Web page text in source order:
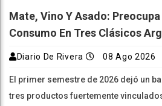
Mate, Vino Y Asado: Preocupa
Consumo En Tres Clásicos
Diario De Rivera 08 Ago 2026
El primer semestre de 2026 dejó un
tres productos fuertemente